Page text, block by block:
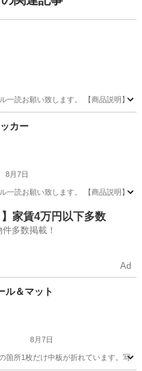
一読お願い致します。 【商品説明】
蚊帳
カー
8月7日
一読お願い致します。 【商品説明】
】家賃4万円以下多数
多数掲載！
Ad
ル＆マット
8月7日
所1枚だけ中板が折れています。写